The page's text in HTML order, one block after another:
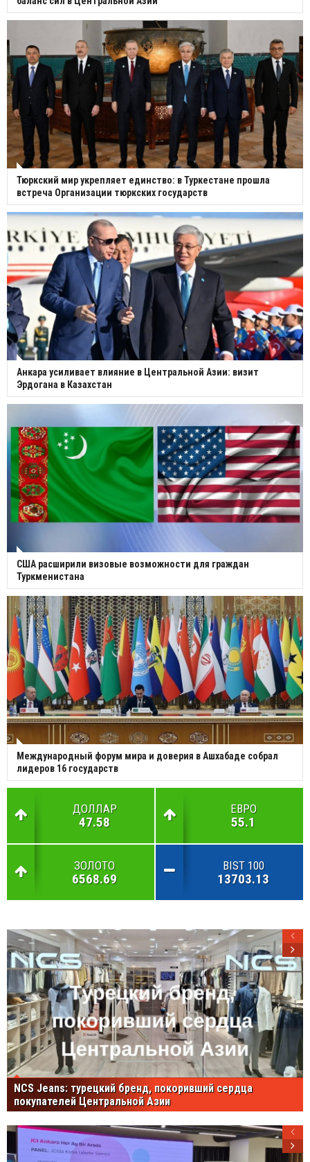
Тюркский мир укрепляет единство: в Туркестане прошла
встреча Организации тюркских государств
Анкара усиливает влияние в Центральной Азии: визит
Эрдогана в Казахстан
США расширили визовые возможности для граждан
Туркменистана
Международный форум мира и доверия в Ашхабаде собрал
лидеров 16 государств
ДОЛЛАР
47.58
ЕВРО
55.1
ЗОЛОТО
6568.69
BIST 100
13703.13
NCS Jeans: турецкий бренд, покоривший сердца
покупателей Центральной Азии